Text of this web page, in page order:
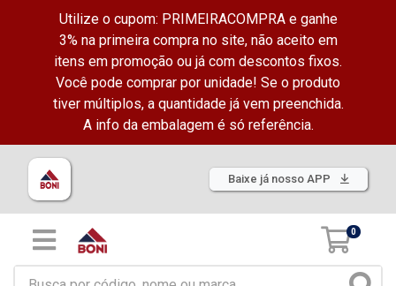
Utilize o cupom: PRIMEIRACOMPRA e ganhe
3% na primeira compra no site, não aceito em
itens em promoção ou já com descontos fixos.
Você pode comprar por unidade! Se o produto
tiver múltiplos, a quantidade já vem preenchida.
A info da embalagem é só referência.
Baixe já nosso APP
0